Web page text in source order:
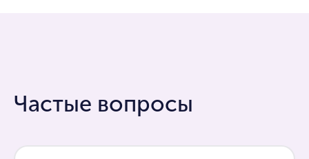
Частые вопросы